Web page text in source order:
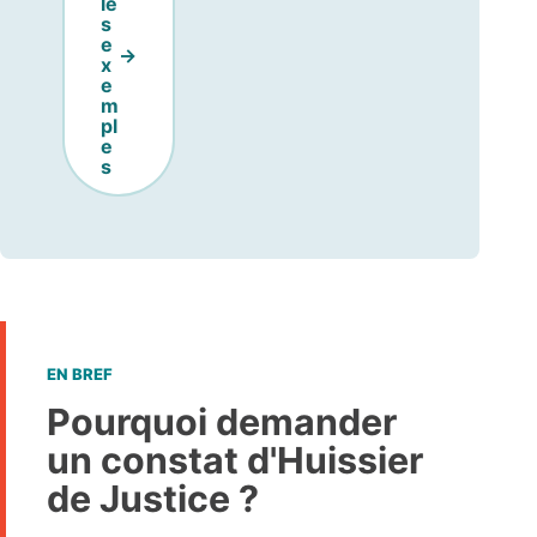
s
e
x
e
m
pl
e
s
EN BREF
Pourquoi demander
un constat d'Huissier
de Justice ?